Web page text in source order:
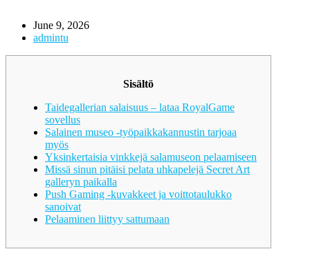
June 9, 2026
admintu
Sisältö
Taidegallerian salaisuus – lataa RoyalGame
sovellus
Salainen museo -työpaikkakannustin tarjoaa
myös
Yksinkertaisia ​​vinkkejä salamuseon pelaamiseen
Missä sinun pitäisi pelata uhkapelejä Secret Art
galleryn paikalla
Push Gaming -kuvakkeet ja voittotaulukko
sanoivat
Pelaaminen liittyy sattumaan